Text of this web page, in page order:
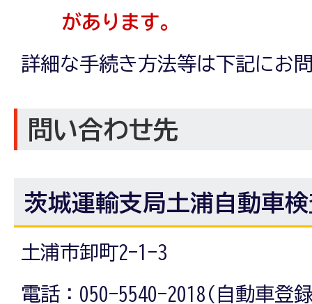
があります。
詳細な手続き方法等は下記にお
問い合わせ先
茨城運輸支局土浦自動車
土浦市卸町2-1-3
電話：050-5540-2018(自動車登